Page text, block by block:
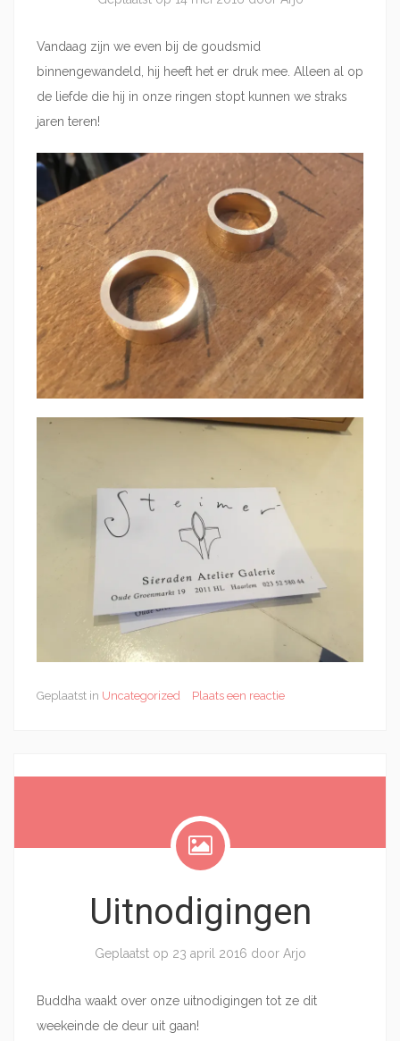
Vandaag zijn we even bij de goudsmid
binnengewandeld, hij heeft het er druk mee. Alleen al op
de liefde die hij in onze ringen stopt kunnen we straks
jaren teren!
Geplaatst in Uncategorized Plaats een reactie
Uitnodigingen
Geplaatst op 23 april 2016 door Arjo
Buddha waakt over onze uitnodigingen tot ze dit
weekeinde de deur uit gaan!